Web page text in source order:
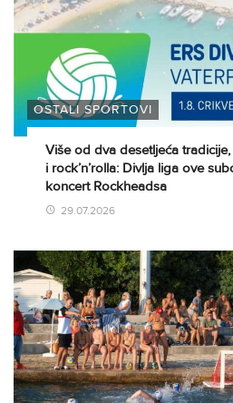
OSTALI SPORTOVI
Više od dva desetljeća
i rock’n’rolla: Divlja liga ove
koncert Rockheadsa
29.07.2026